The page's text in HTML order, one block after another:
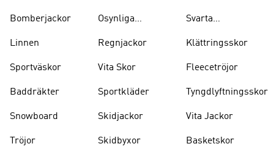
Bomberjackor
Linnen
Sportväskor
Baddräkter
Snowboard
Tröjor
Osynliga
Regnjackor
Vita Skor
Sportkläder
Skidjackor
Skidbyxor
Svarta
Klättringsskor
Fleecetröjor
Tyngdlyftningsskor
Vita Jackor
Basketskor